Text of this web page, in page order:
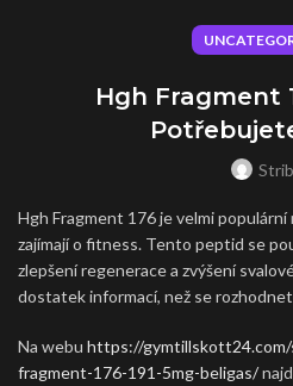
Hgh Fragment
Hgh Fragment 176 je velmi
zajímají o fitness. Tento peptid se
zlepšení regenerace a zvýšení
dostatek informací, než se
Na webu https://
fragment-176-191-5mg-beligas/